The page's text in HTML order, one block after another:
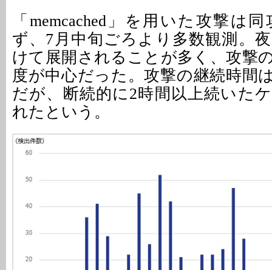
「memcached」を用いた攻撃は
ず、7月中旬ごろより多数観測。
けて展開されることが多く、攻撃
度が中心だった。攻撃の継続時間
だが、断続的に2時間以上続いた
れたという。